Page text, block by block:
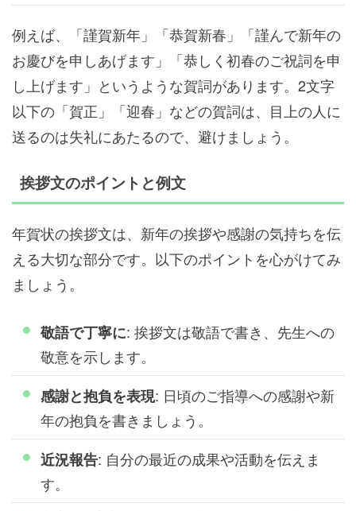
例えば、「謹賀新年」「恭賀新春」「謹んで新年の
お慶びを申しあげます」「恭しく初春のご祝詞を申
し上げます」というような賀詞があります。2文字
以下の「賀正」「迎春」などの賀詞は、目上の人に
送るのは失礼にあたるので、避けましょう。
挨拶文のポイントと例文
年賀状の挨拶文は、新年の挨拶や感謝の気持ちを伝
える大切な部分です。以下のポイントを心がけてみ
ましょう。
敬語で丁寧に: 挨拶文は敬語で書き、先生への
敬意を示します。
感謝と抱負を表現: 日頃のご指導への感謝や新
年の抱負を書きましょう。
近況報告: 自分の最近の成果や活動を伝えま
す。